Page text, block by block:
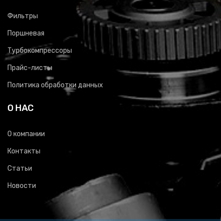
Фильтры
Поршневая
Турбокомпрессоры
Прайс-листы
Политика обработки данных
О НАС
О компании
Контакты
Статьи
Новости